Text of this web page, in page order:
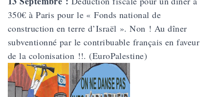
350€ à Paris pour le « Fonds national de
construction en terre d’Israël ». Non ! Au dîner
subventionné par le contribuable français en faveur
de la colonisation !!. (EuroPalestine)